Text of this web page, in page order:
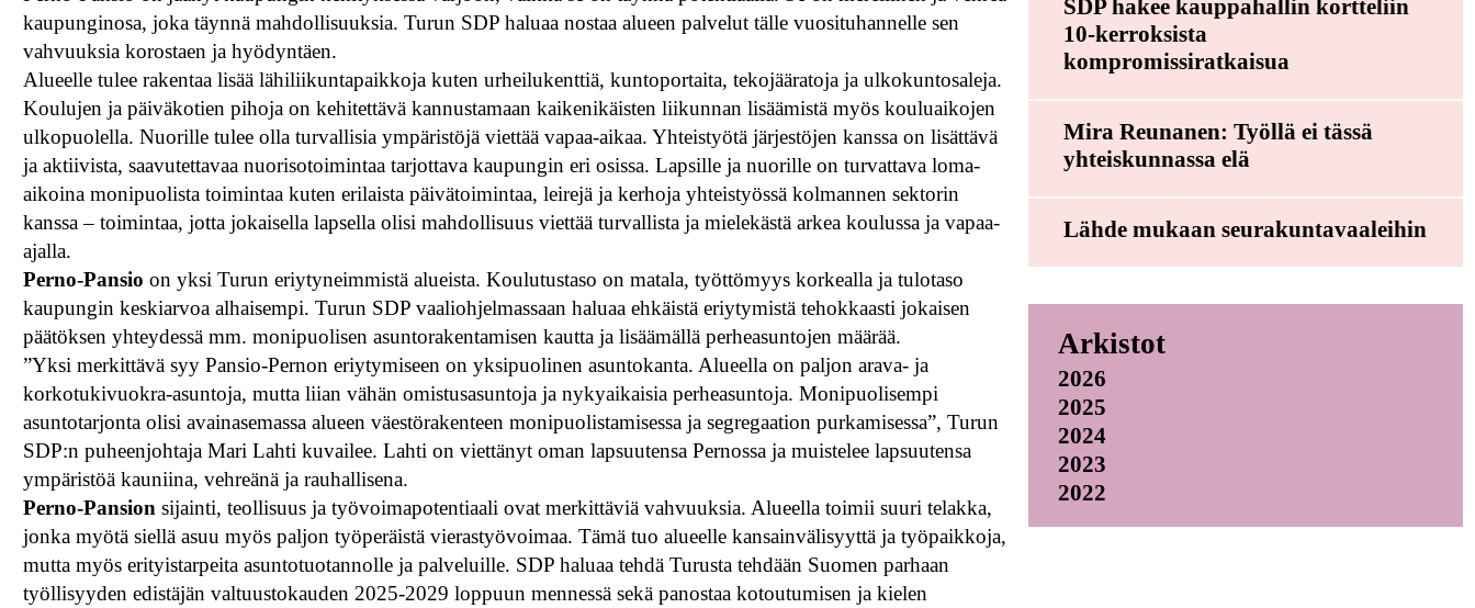
kaupunginosa, joka täynnä mahdollisuuksia. Turun SDP haluaa nostaa alueen palvelut tälle vuosituhannelle sen
vahvuuksia korostaen ja hyödyntäen.
Alueelle tulee rakentaa lisää lähiliikuntapaikkoja kuten urheilukenttiä, kuntoportaita, tekojääratoja ja ulkokuntosaleja.
Koulujen ja päiväkotien pihoja on kehitettävä kannustamaan kaikenikäisten liikunnan lisäämistä myös kouluaikojen
ulkopuolella. Nuorille tulee olla turvallisia ympäristöjä viettää vapaa-aikaa. Yhteistyötä järjestöjen kanssa on lisättävä
ja aktiivista, saavutettavaa nuorisotoimintaa tarjottava kaupungin eri osissa. Lapsille ja nuorille on turvattava loma-
aikoina monipuolista toimintaa kuten erilaista päivätoimintaa, leirejä ja kerhoja yhteistyössä kolmannen sektorin
kanssa – toimintaa, jotta jokaisella lapsella olisi mahdollisuus viettää turvallista ja mielekästä arkea koulussa ja vapaa-
ajalla.
Perno-Pansioon yksi Turun eriytyneimmistä alueista. Koulutustaso on matala, työttömyys korkealla ja tulotaso
kaupungin keskiarvoa alhaisempi. Turun SDP vaaliohjelmassaan haluaa ehkäistä eriytymistä tehokkaasti jokaisen
päätöksen yhteydessä mm. monipuolisen asuntorakentamisen kautta ja lisäämällä perheasuntojen määrää.
”Yksi merkittävä syy Pansio-Pernon eriytymiseen on yksipuolinen asuntokanta. Alueella on paljon arava- ja
korkotukivuokra-asuntoja, mutta liian vähän omistusasuntoja ja nykyaikaisia perheasuntoja. Monipuolisempi
asuntotarjonta olisi avainasemassa alueen väestörakenteen monipuolistamisessa ja segregaation purkamisessa”, Turun
SDP:n puheenjohtaja Mari Lahti kuvailee. Lahti on viettänyt oman lapsuutensa Pernossa ja muistelee lapsuutensa
ympäristöä kauniina, vehreänä ja rauhallisena.
Perno-Pansion sijainti, teollisuus ja työvoimapotentiaali ovat merkittäviä vahvuuksia. Alueella toimii suuri telakka,
jonka myötä siellä asuu myös paljon työperäistä vierastyövoimaa. Tämä tuo alueelle kansainvälisyyttä ja työpaikkoja,
mutta myös erityistarpeita asuntotuotannolle ja palveluille. SDP haluaa tehdä Turusta tehdään Suomen parhaan
työllisyyden edistäjän valtuustokauden 2025-2029 loppuun mennessä sekä panostaa kotoutumisen ja kielen
SDP hakee kauppahallin kortteliin
10-kerroksista
kompromissiratkaisua
Mira Reunanen: Työllä ei tässä
yhteiskunnassa elä
Lähde mukaan seurakuntavaaleihin
Arkistot
2026
2025
2024
2023
2022